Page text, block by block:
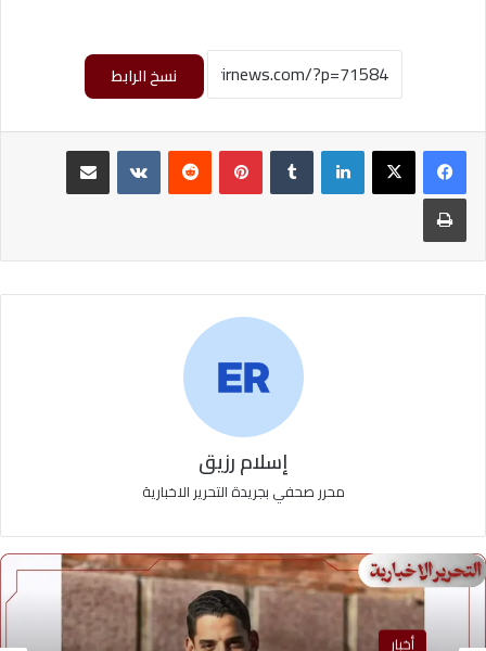
نسخ الرابط
لينكدإن بينتيريست
طباعة
إسلام رزيق
محرر صحفي بجريدة التحرير الاخبارية